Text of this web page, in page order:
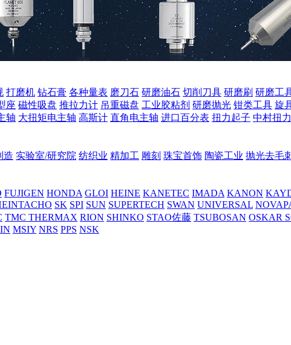
打磨机 钻石膏 各种量表 磨刀石 研磨油石 切削刀具 研磨刷 研磨工
座 磁性吸盘 推拉力计 吊重磁盘 工业胶粘剂 研磨抛光 钳类工具 旋
轴 大扭矩电主轴 高斯计 直角电主轴 进口百分表 扭力起子 中村扭
造 实验室/研究院 纺织业 精加工 雕刻 珠宝首饰 陶瓷工业 抛光去毛
FUJIGEN HONDA GLOI HEINE KANETEC IMADA KANON
SK SPI SUN SUPERTECH SWAN UNIVERSAL
TMC THERMAX RION SHINKO STAO佐藤 TSUBOSAN OSKAR
MSIY NRS PPS NSK